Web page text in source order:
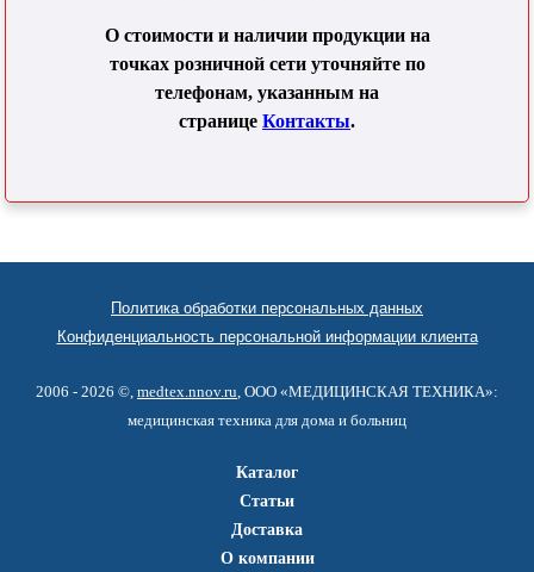
О стоимости и наличии продукции на
точках розничной сети уточняйте по
телефонам, указанным на
странице Контакты.
Политика обработки персональных данных
Конфиденциальность персональной информации клиента
2006 - 2026 ©, medtex.nnov.ru , ООО «МЕДИЦИНСКАЯ ТЕХНИКА»:
медицинская техника для дома и больниц
Каталог
Статьи
Доставка
О компании